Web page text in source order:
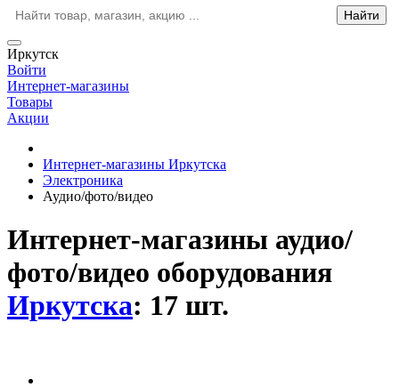
Иркутск
Войти
Интернет-магазины
Товары
Акции
Интернет-магазины Иркутска
Электроника
Аудио/фото/видео
Интернет-магазины аудио/
фото/видео оборудования
Иркутска: 17 шт.